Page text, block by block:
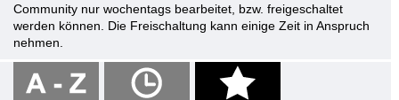
Community nur wochentags bearbeitet, bzw. freigeschaltet
werden können. Die Freischaltung kann einige Zeit in Anspruch
nehmen.